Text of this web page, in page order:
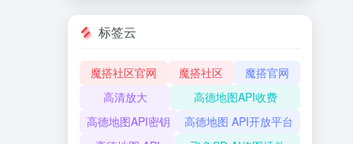
标签云
魔搭社区官网 魔搭社区
魔搭官网
高清放大
高德地图API收费
高德地图API密钥
高德地图 API开放平台